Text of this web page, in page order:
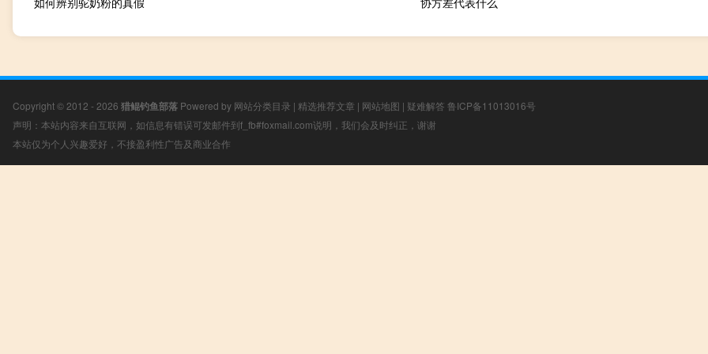
Copyright © 2012 - 2026 猎鲲钓鱼部落 Powered by 网站分类目录 | 精选推荐文章 | 网站地图 | 疑难解答 鲁ICP备11013016号
声明：本站内容来自互联网，如信息有错误可发邮件到f_fb#foxmail.com说明，我们会及时纠正，谢谢
本站仅为个人兴趣爱好，不接盈利性广告及商业合作